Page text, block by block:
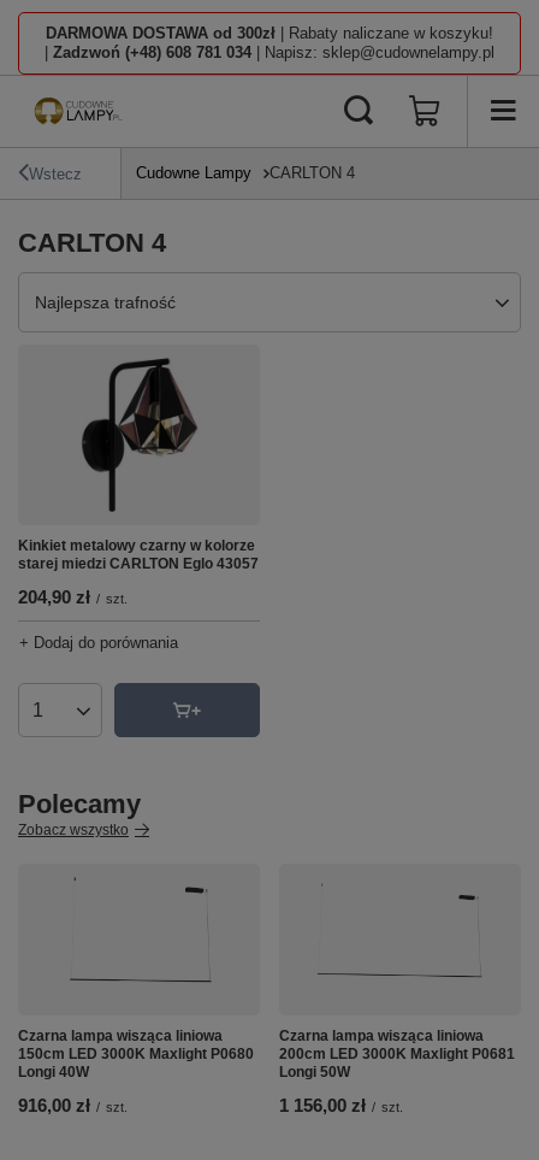
DARMOWA DOSTAWA od 300zł | Rabaty naliczane w koszyku!
Zadzwoń (+48) 608 781 034 | Napisz: sklep@cudownelampy.pl
Wstecz Cudowne Lampy CARLTON 4
CARLTON 4
Zmień sortowanie
Najlepsza trafność
Kinkiet metalowy czarny w kolorze
starej miedzi CARLTON Eglo 43057
204,90 zł / szt.
+ Dodaj do porównania
Ilość produktów
Polecamy
Zobacz wszystko
Czarna lampa wisząca liniowa
150cm LED 3000K Maxlight P0680
Longi 40W
916,00 zł / szt.
Czarna lampa wisząca liniowa
200cm LED 3000K Maxlight P0681
Longi 50W
1 156,00 zł / szt.